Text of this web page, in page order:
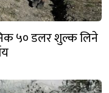
५० डलर शुल्क लिने